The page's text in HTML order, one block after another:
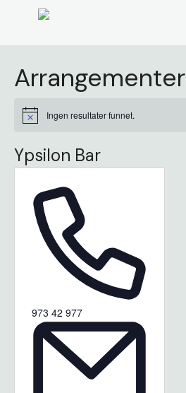
content
Arrangementer
MerknadIngen resultater funnet.
Ypsilon Bar
Phone
973 42 977